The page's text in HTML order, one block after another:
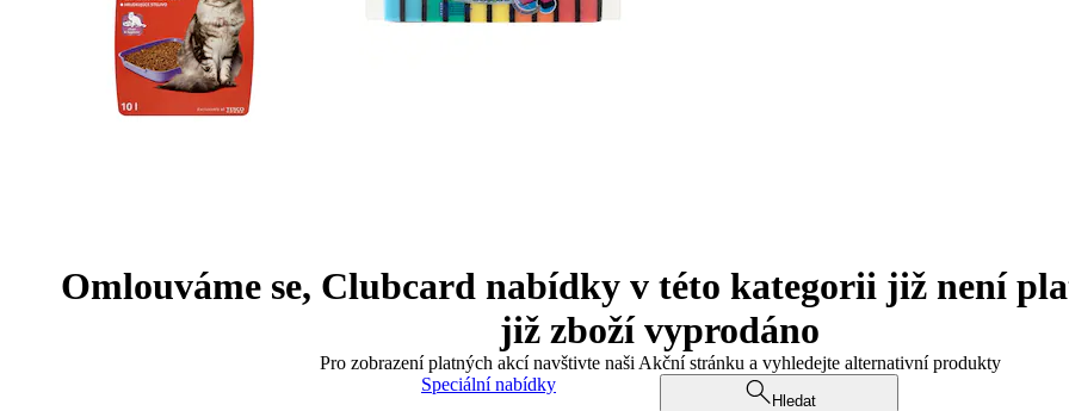
Omlouváme se, Clubcard nabídky v této kategorii již není
již zboží vyprodáno
Pro zobrazení platných akcí navštivte naši Akční stránku a vyhledejte alternativní produkty
Speciální nabídky
Hledat